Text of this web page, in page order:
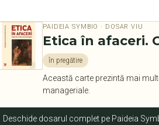
PAIDEIA SYMBIO · DOSAR VIU
Etica în afaceri.
în pregătire
Această carte prezintă mai
manageriale.
Deschide dosarul complet pe Paideia